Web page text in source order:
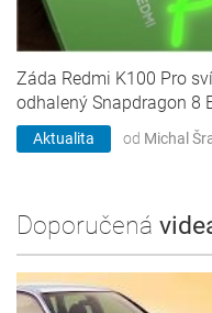
Záda Redmi K100 Pro
odhalený Snapdragon 8
Aktualita od Michal
Doporučená